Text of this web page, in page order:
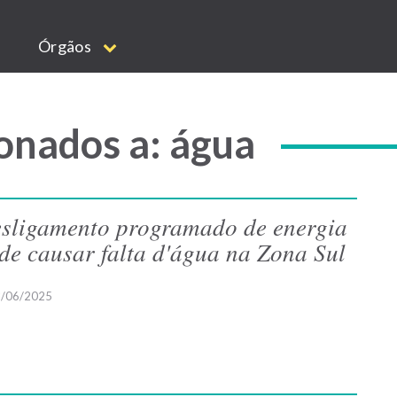
Órgãos
a: água
programado de energia
causar falta d'água na Zona Sul
06/2025